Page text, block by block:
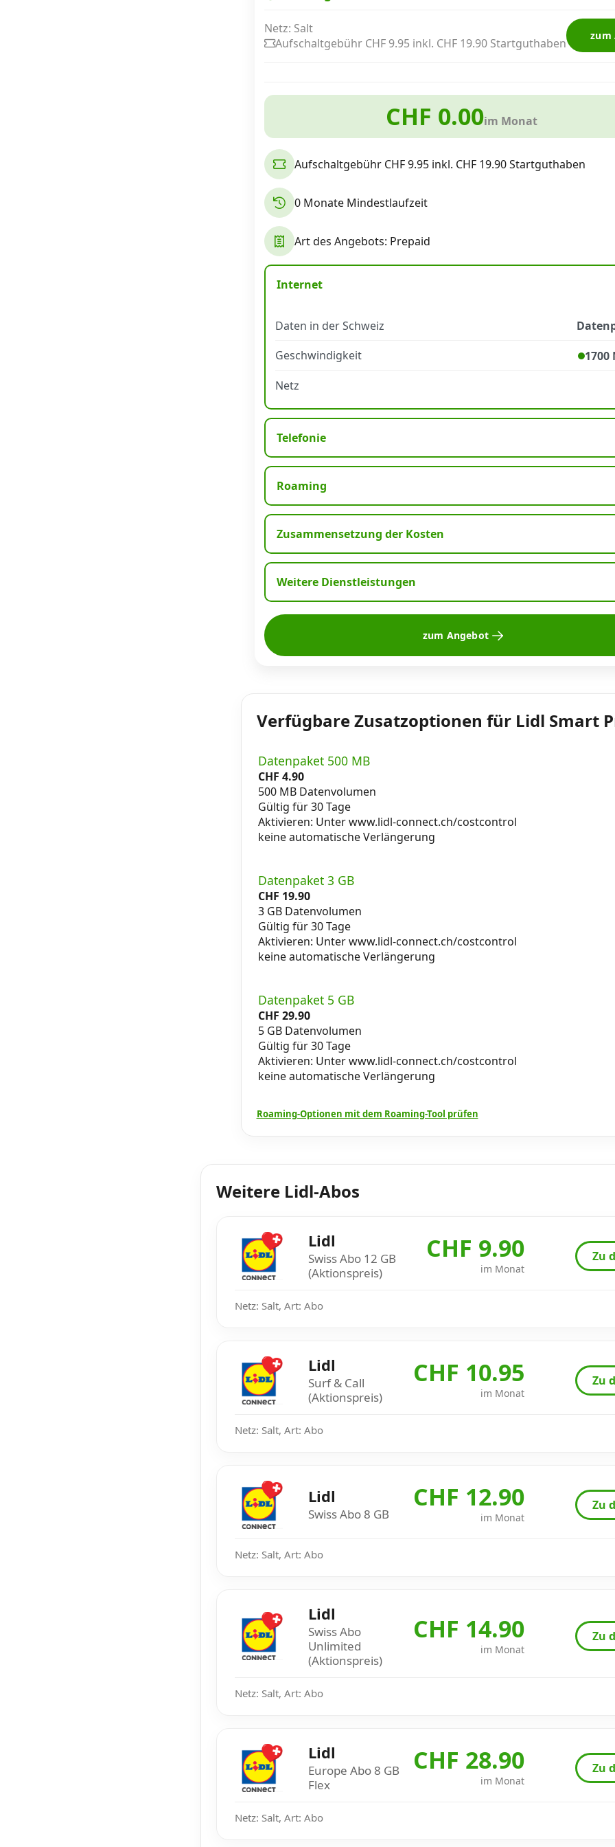
Netz: Salt
Aufschaltgebühr CHF 9.95 inkl. CHF 19.90 Startguthaben
zum
CHF 0.00im Monat
Aufschaltgebühr CHF 9.95 inkl. CHF 19.90 Startguthaben
0 Monate Mindestlaufzeit
Art des Angebots: Prepaid
Internet
Daten in der Schweiz
Geschwindigkeit
1700
Netz
Telefonie
Roaming
Zusammensetzung der Kosten
Weitere Dienstleistungen
zum Angebot
Verfügbare Zusatzoptionen für Lidl Smart
Datenpaket 500 MB
CHF 4.90
500 MB Datenvolumen
Gültig für 30 Tage
Aktivieren: Unter www.lidl-connect.ch/costcontrol
keine automatische Verlängerung
Datenpaket 3 GB
CHF 19.90
3 GB Datenvolumen
Gültig für 30 Tage
Aktivieren: Unter www.lidl-connect.ch/costcontrol
keine automatische Verlängerung
Datenpaket 5 GB
CHF 29.90
5 GB Datenvolumen
Gültig für 30 Tage
Aktivieren: Unter www.lidl-connect.ch/costcontrol
keine automatische Verlängerung
Roaming-Optionen mit dem Roaming-Tool prüfen
Weitere Lidl-Abos
Lidl
Swiss Abo 12 GB
(Aktionspreis)
CHF 9.90
im Monat
Zu
Netz: Salt, Art: Abo
Lidl
Surf & Call
(Aktionspreis)
CHF 10.95
im Monat
Zu
Netz: Salt, Art: Abo
Lidl
Swiss Abo 8 GB
CHF 12.90
im Monat
Zu
Netz: Salt, Art: Abo
Lidl
Swiss Abo
Unlimited
(Aktionspreis)
CHF 14.90
im Monat
Zu
Netz: Salt, Art: Abo
Lidl
Europe Abo 8 GB
Flex
CHF 28.90
im Monat
Zu
Netz: Salt, Art: Abo